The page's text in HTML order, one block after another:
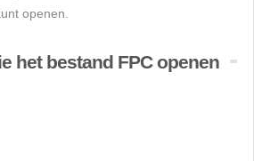
openen.
het bestand FPC openen